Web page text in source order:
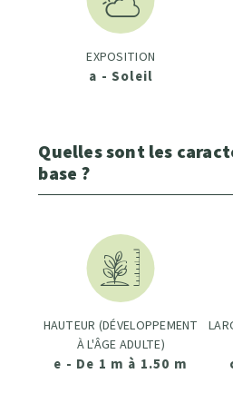
EXPOSITION
a - Soleil
Quelles sont les
base ?
HAUTEUR (DÉVELOPPEMENT
À L'ÂGE ADULTE)
e - De 1 m à 1.50 m